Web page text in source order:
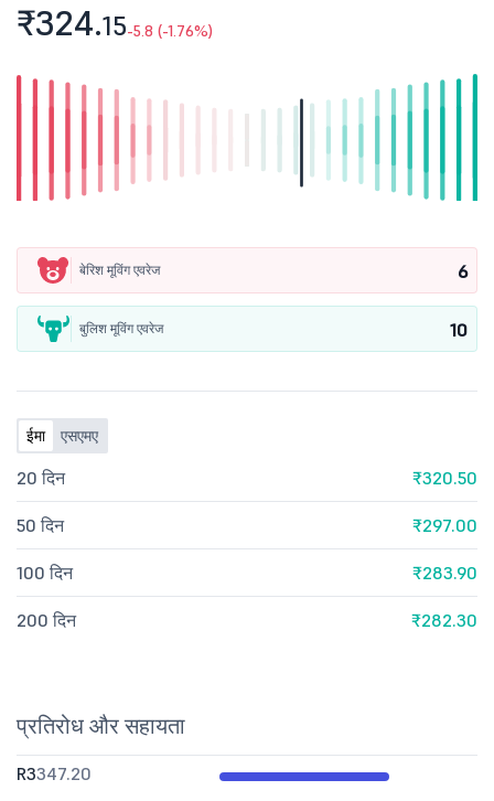
₹324.15-5.8 (-1.76%)
बेरिश मूविंग एवरेज 6
बुलिश मूविंग एवरेज 10
ईमा एसएमए
20 दिन ₹320.50
50 दिन ₹297.00
100 दिन ₹283.90
200 दिन ₹282.30
प्रतिरोध और सहायता
R3347.20